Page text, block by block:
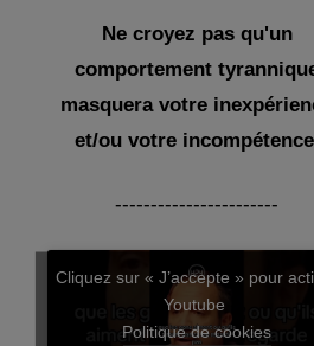
Ne croyez pas qu'un
comportement
masquera votre
et/ou votre
-----------------------
Cliquez sur « J’accepte » pour
Youtube
Politique de cookies